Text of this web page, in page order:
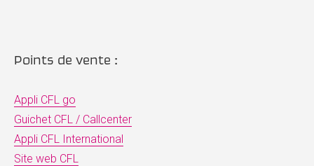
Points de vente :
Appli CFL go
Guichet CFL / Callcenter
Appli CFL International
Site web CFL